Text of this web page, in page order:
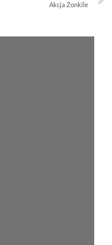
Akcja Żonkile